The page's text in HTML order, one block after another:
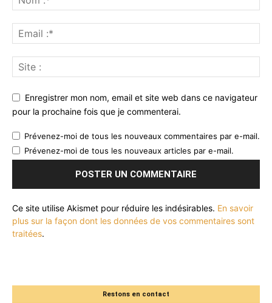
Enregistrer mon nom, email et site web dans ce navigateur
pour la prochaine fois que je commenterai.
Prévenez-moi de tous les nouveaux commentaires par e-mail.
Prévenez-moi de tous les nouveaux articles par e-mail.
Ce site utilise Akismet pour réduire les indésirables. En savoir
plus sur la façon dont les données de vos commentaires sont
traitées.
Restons en contact